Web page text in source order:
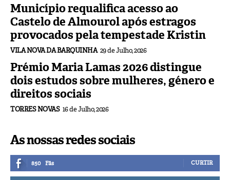
Município requalifica acesso ao
Castelo de Almourol após estragos
provocados pela tempestade Kristin
VILA NOVA DA BARQUINHA 29 de Julho, 2026
Prémio Maria Lamas 2026 distingue
dois estudos sobre mulheres, género e
direitos sociais
TORRES NOVAS 16 de Julho, 2026
As nossas redes sociais
850 Fãs CURTIR